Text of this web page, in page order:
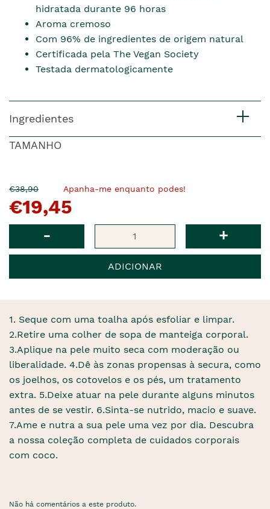
hidratada durante 96 horas
Aroma cremoso
Com 96% de ingredientes de origem natural
Certificada pela The Vegan Society
Testada dermatologicamente
Ingredientes
TAMANHO
O
pre�o
anterior
€38,90Agora
�
€19,45
Apanha-me enquanto podes!
- +
ADICIONAR
1. Seque com uma toalha após esfoliar e limpar.
2.Retire uma colher de sopa de manteiga corporal.
3.Aplique na pele muito seca com moderação ou
liberalidade. 4.Dê às zonas propensas à secura, como
os joelhos, os cotovelos e os pés, um tratamento
extra. 5.Deixe atuar na pele durante alguns minutos
antes de se vestir. 6.Sinta-se nutrido, macio e suave.
7.Ame e nutra a sua pele uma vez por dia. Descubra
a nossa coleção completa de cuidados corporais
com coco.
Não há comentários a este produto.